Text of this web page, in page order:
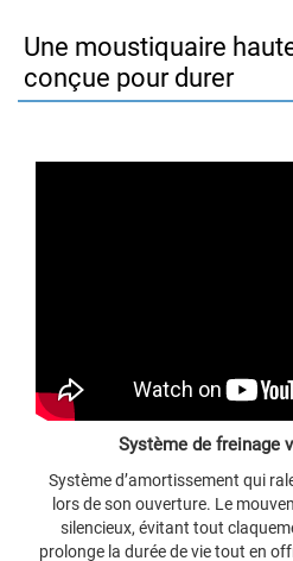
Une moustiquaire
conçue pour durer
Système de freinage
Système d’amortissement qui
lors de son ouverture. Le
silencieux, évitant tout
prolonge la durée de vie tout en